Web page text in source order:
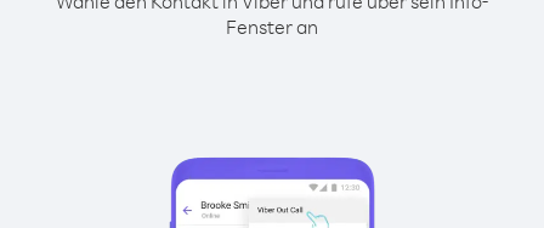
Fenster an